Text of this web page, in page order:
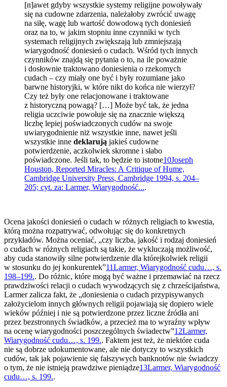
[n]awet gdyby wszystkie systemy religijne powoływały
się na cudowne zdarzenia, należałoby zwrócić uwagę
na siłę, wagę lub wartość dowodową tych doniesień
oraz na to, w jakim stopniu inne czynniki w tych
systemach religijnych zwiększają lub zmniejszają
wiarygodność doniesień o cudach. Wśród tych innych
czynników znajdą się pytania o to, na ile poważnie
i dosłownie traktowano doniesienia o rzekomych
cudach – czy miały one być i były rozumiane jako
barwne historyjki, w które nikt do końca nie wierzył?
Czy też były one relacjonowane i traktowane
z historyczną powagą? […] Może być tak, że jedna
religia uczciwie powołuje się na znacznie większą
liczbę lepiej poświadczonych cudów na swoje
uwiarygodnienie niż wszystkie inne, nawet jeśli
wszystkie inne deklarują jakieś cudowne
potwierdzenie, aczkolwiek skromne i słabo
poświadczone. Jeśli tak, to będzie to istotne10Joseph
Houston, Reported Miracles: A Critique of Hume,
Cambridge University Press, Cambridge 1994, s. 204–
205; cyt. za: Larmer, Wiarygodność....
Ocena jakości doniesień o cudach w różnych religiach to kwestia,
którą można rozpatrywać, odwołując się do konkretnych
przykładów. Można oceniać, „czy liczba, jakość i rodzaj doniesień
o cudach w różnych religiach są takie, że wykluczają możliwość,
aby cuda stanowiły silne potwierdzenie dla którejkolwiek religii
w stosunku do jej konkurentek”11Larmer, Wiarygodność cudu…, s.
198–199.. Do różnic, które mogą być ważne i przemawiać na rzecz
prawdziwości relacji o cudach wywodzących się z chrześcijaństwa,
Larmer zalicza fakt, że „doniesienia o cudach przypisywanych
założycielom innych głównych religii pojawiają się dopiero wiele
wieków później i nie są potwierdzone przez liczne źródła ani
przez bezstronnych świadków, a przecież ma to wyraźny wpływ
na ocenę wiarygodności poszczególnych świadectw”12Larmer,
Wiarygodność cudu…, s. 199.. Faktem jest też, że niektóre cuda
nie są dobrze udokumentowane, ale nie dotyczy to wszystkich
cudów, tak jak pojawienie się fałszywych banknotów nie świadczy
o tym, że nie istnieją prawdziwe pieniądze13Larmer, Wiarygodność
cudu…, s. 199..